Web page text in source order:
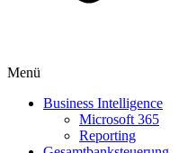
Menü
Business Intelligence
Microsoft 365
Reporting